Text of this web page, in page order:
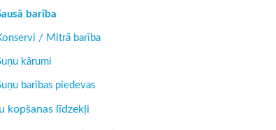
barība
/ Mitrā barība
kārumi
barības piedevas
kopšanas līdzekļi